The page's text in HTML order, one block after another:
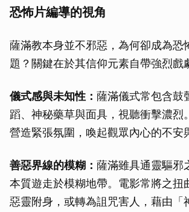
恐怖片編導的視角
薩滿教本身並不邪惡，為何卻成為恐
題？關鍵在於其信仰元素自帶強烈戲
儀式感與未知性： 薩滿儀式常包含鼓
蹈、神秘藥草與面具，視聽衝擊濃烈
營造緊張氛圍，喚起觀眾內心的不安
善惡界線的模糊： 薩滿雖具通靈驅邪
本質遊走於模糊地帶。電影常將之
惡靈附身，或轉為詛咒害人，藉由「